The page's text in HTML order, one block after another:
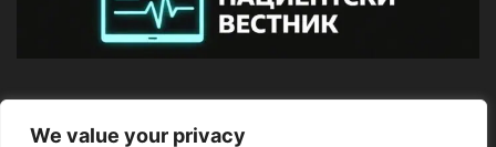
We value your privacy